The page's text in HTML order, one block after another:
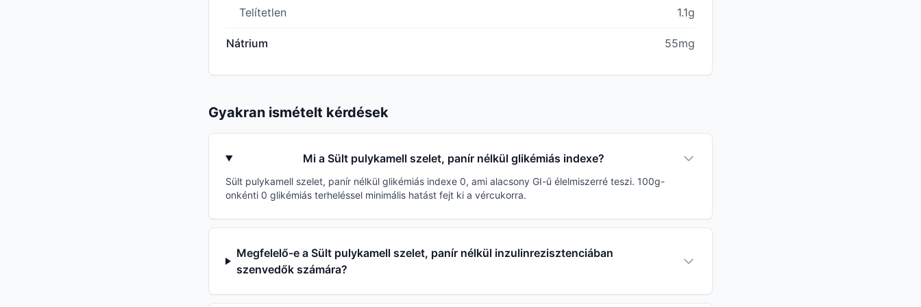
Telítetlen 1.1g
Nátrium 55mg
Gyakran ismételt kérdések
Mi a Sült pulykamell szelet, panír nélkül glikémiás indexe?
Sült pulykamell szelet, panír nélkül glikémiás indexe 0, ami alacsony GI-ű élelmiszerré teszi. 100g-
onkénti 0 glikémiás terheléssel minimális hatást fejt ki a vércukorra.
Megfelelő-e a Sült pulykamell szelet, panír nélkül inzulinrezisztenciában
szenvedők számára?